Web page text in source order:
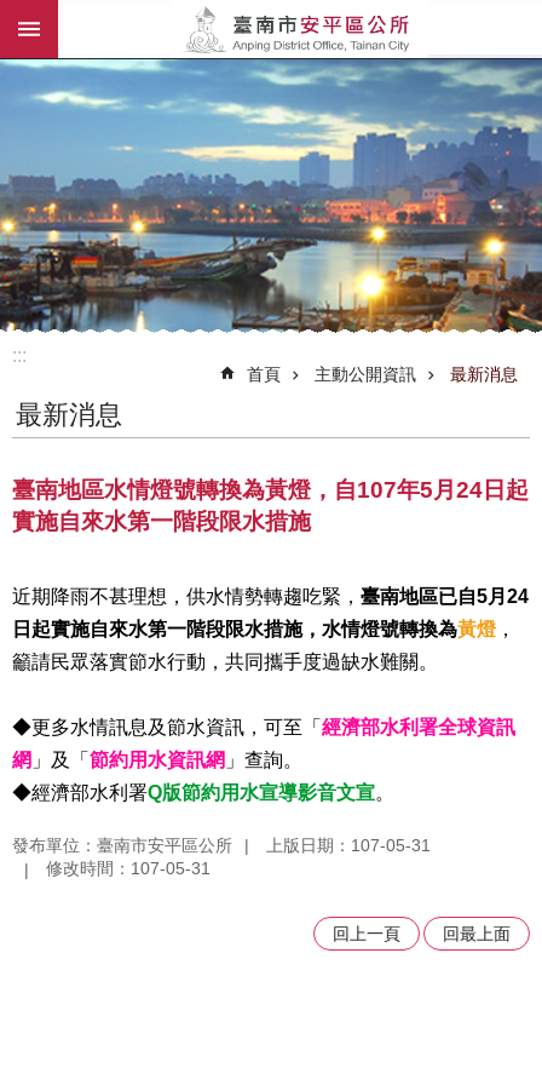
跳到主要內容區塊
:::
首頁 主動公開資訊 最新消息
最新消息
臺南地區水情燈號轉換為黃燈，自107年5月24日起
實施自來水第一階段限水措施
近期降雨不甚理想，供水情勢轉趨吃緊， 臺南地區已自5月24
日起實施自來水第一階段限水措施，水情燈號轉換為黃燈，
籲請民眾落實節水行動，共同攜手度過缺水難關。
◆更多水情訊息及節水資訊，可至「 經濟部水利署全球資訊
網 」及「 節約用水資訊網 」查詢。
◆經濟部水利署Q版節約用水宣導影音文宣。
發布單位：臺南市安平區公所
上版日期：107-05-31
修改時間：107-05-31
回上一頁 回最上面